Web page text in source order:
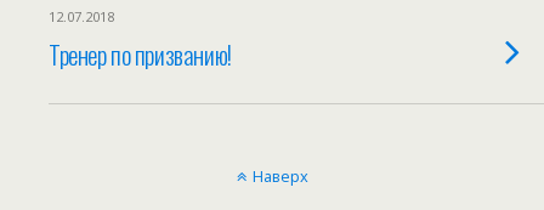
12.07.2018
Тренер по призванию!
Наверх